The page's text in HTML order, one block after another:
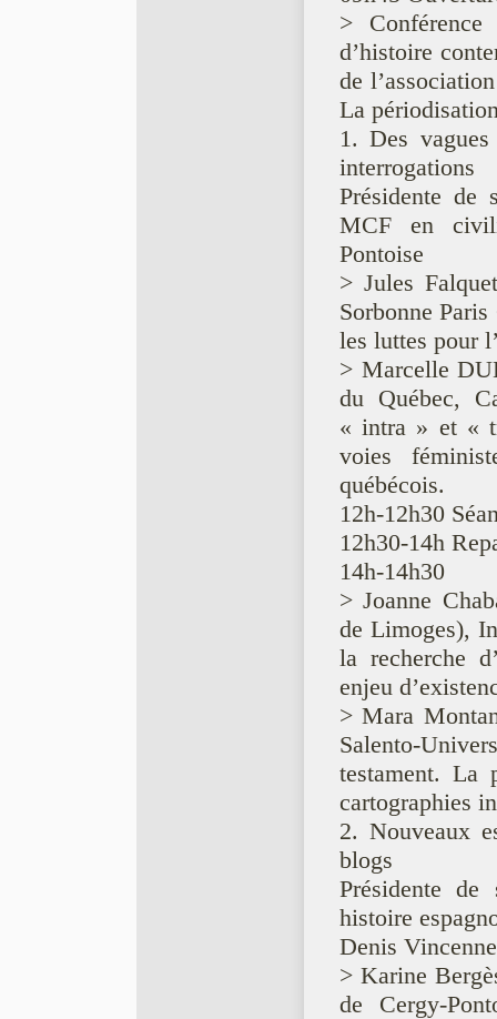
> Conférence
d’histoire
de
La
1. Des
interrogations
Présidente de
MCF en
Pontoise
> Jules
Sorbonne
les luttes pour
> Marcelle
du Québec,
« intra » et «
voies
québécois.
12h-12h30
12h30-14h
14h-14h30
> Joanne
de Limoges),
la recherche
enjeu
> Mara
Salento-
testament. La
cartographies
2. Nouveaux
blogs
Présidente
histoire
Denis
> Karine
de Cergy-